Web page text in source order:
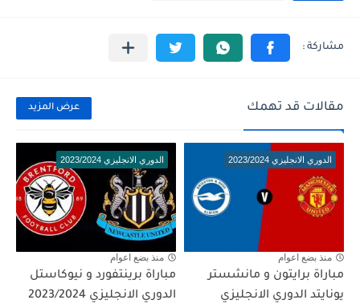
مقالات قد تهمك عرض المزيد
الدوري الانجليزي 2023/2024
منذ بضع اعوام
مباراة برايتون و مانشستر
يونايتد الدوري الانجليزي
الدوري الانجليزي 2023/2024
منذ بضع اعوام
مباراة برينتفورد و نيوكاستل
الدوري الانجليزي 2023/2024